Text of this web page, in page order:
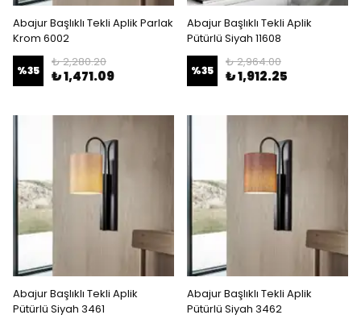
Abajur Başlıklı Tekli Aplik Parlak
Krom 6002
%35
₺ 2,280.20
₺ 1,471.09
Abajur Başlıklı Tekli Aplik
Pütürlü Siyah 11608
%35
₺ 2,964.00
₺ 1,912.25
Abajur Başlıklı Tekli Aplik
Pütürlü Siyah 3461
Abajur Başlıklı Tekli Aplik
Pütürlü Siyah 3462